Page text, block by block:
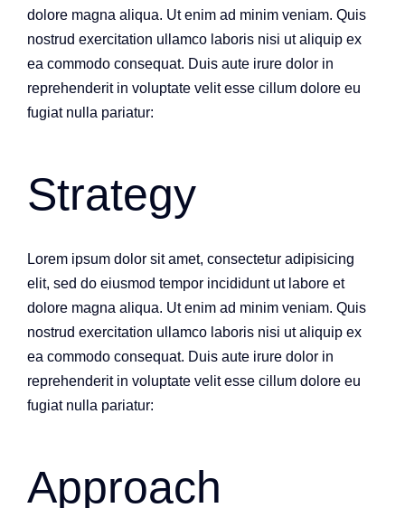
dolore magna aliqua. Ut enim ad minim veniam. Quis
nostrud exercitation ullamco laboris nisi ut aliquip ex
ea commodo consequat. Duis aute irure dolor in
reprehenderit in voluptate velit esse cillum dolore eu
fugiat nulla pariatur:
Strategy
Lorem ipsum dolor sit amet, consectetur adipisicing
elit, sed do eiusmod tempor incididunt ut labore et
dolore magna aliqua. Ut enim ad minim veniam. Quis
nostrud exercitation ullamco laboris nisi ut aliquip ex
ea commodo consequat. Duis aute irure dolor in
reprehenderit in voluptate velit esse cillum dolore eu
fugiat nulla pariatur:
Approach